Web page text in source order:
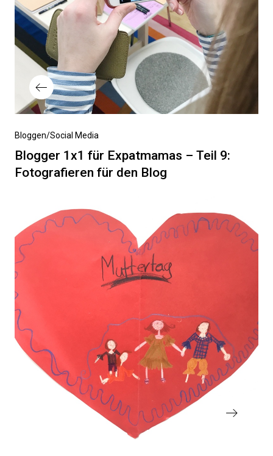
Vorheriger
Beitrag
Bloggen/Social Media
Blogger 1x1 für Expatmamas – Teil 9:
Fotografieren für den Blog